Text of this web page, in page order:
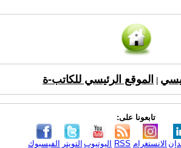
الموقع الرئيسي للكاتب-ة
تابعونا على:
الفيسبوك التويتر اليوتيوب RSS الانستغرام